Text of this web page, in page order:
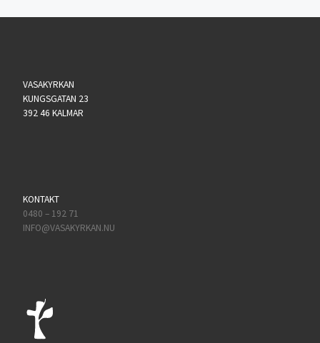
VASAKYRKAN
KUNGSGATAN 23
392 46 KALMAR
KONTAKT
0480 – 192 71
INFO@VASAKYRKAN.NU